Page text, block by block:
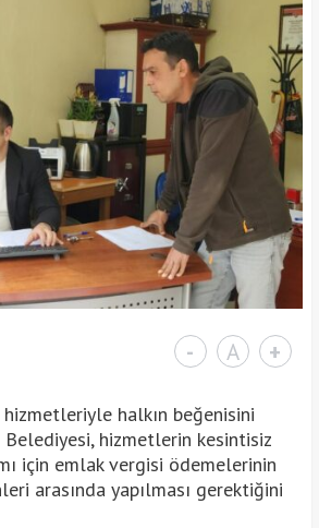
- A +
halkın beğenisini
Belediyesi, hizmetlerin kesintisiz
için emlak vergisi ödemelerinin
arasında yapılması gerektiğini